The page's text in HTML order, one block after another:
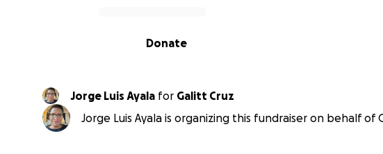
Donate
Jorge Luis Ayala for Galitt Cruz
Jorge Luis Ayala is organizing this fundraiser on behalf of